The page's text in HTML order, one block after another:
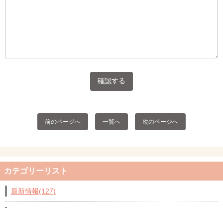
前のページへ 一覧へ 次のページへ
カテゴリーリスト
最新情報(127)